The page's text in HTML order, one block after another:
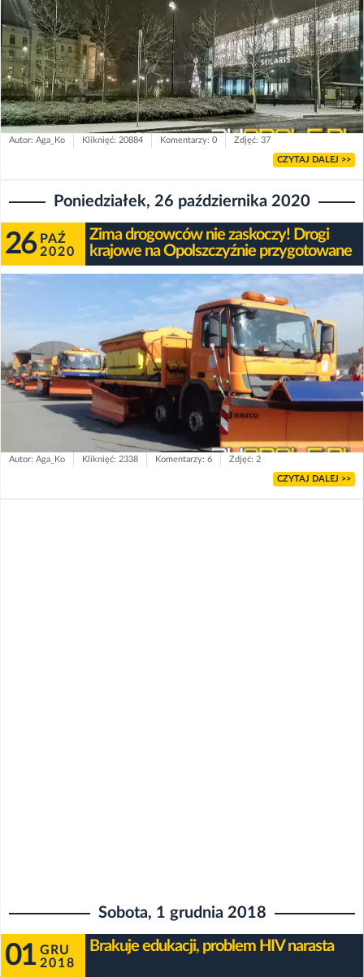
Autor: Aga_Ko Kliknięć: 20884 Komentarzy: 0 Zdjęć: 37
CZYTAJ DALEJ >>
Poniedziałek, 26 października 2020
26 PAŹ
2020
Zima drogowców nie zaskoczy! Drogi
krajowe na Opolszczyźnie przygotowane
Autor: Aga_Ko Kliknięć: 2338 Komentarzy: 6 Zdjęć: 2
CZYTAJ DALEJ >>
Sobota, 1 grudnia 2018
01 GRU
2018
Brakuje edukacji, problem HIV narasta